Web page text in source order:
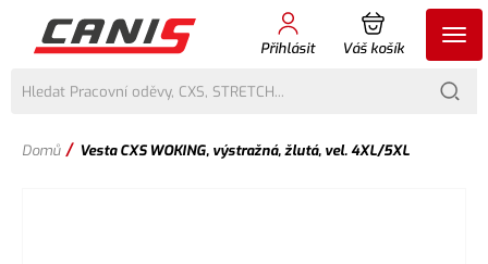
Přihlásit Váš košík
Domů / Vesta CXS WOKING, výstražná, žlutá, vel. 4XL/5XL